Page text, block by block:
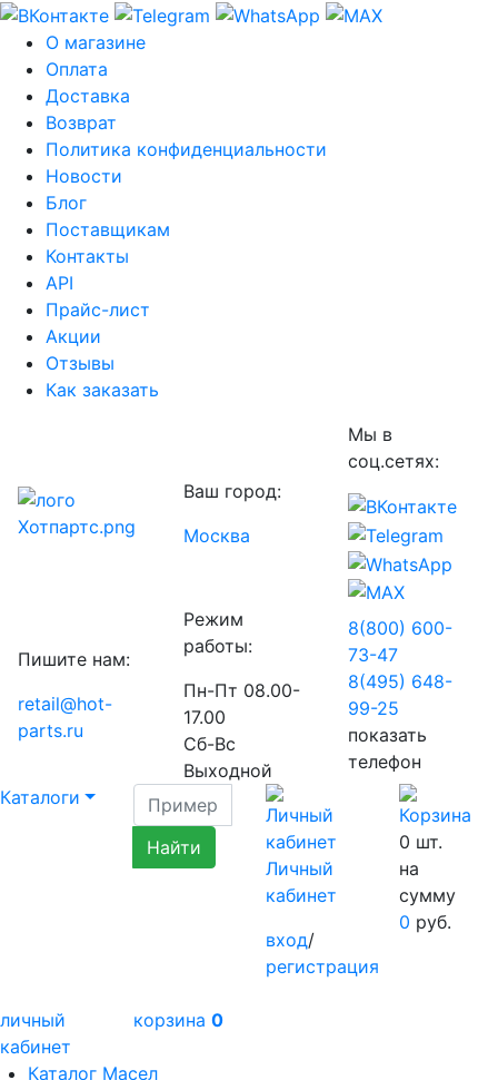
О магазине
Оплата
Доставка
Возврат
Политика конфиденциальности
Новости
Блог
Поставщикам
Контакты
API
Прайс-лист
Акции
Отзывы
Как заказать
Ваш город:
Москва
Мы в
соц.сетях:
Пишите нам:
retail@hot-
parts.ru
Режим
работы:
Пн-Пт 08.00-
17.00
Сб-Вс
Выходной
8(800) 600-
73-47
8(495) 648-
99-25
показать
телефон
Каталоги
Личный
кабинет
вход/
регистрация
0 шт.
на
сумму
0 руб.
личный
кабинет
корзина 0
Каталог Масел